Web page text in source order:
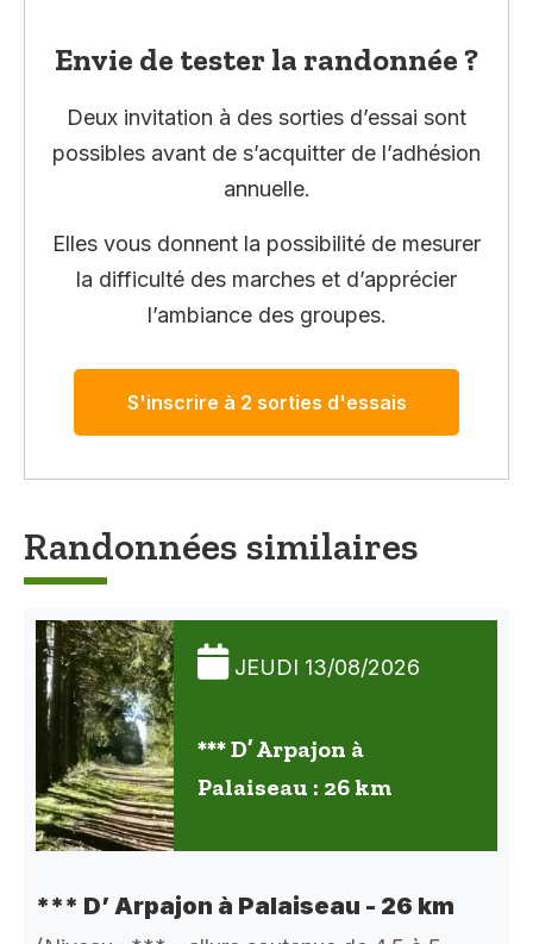
Envie de tester la randonnée ?
Deux invitation à des sorties d’essai sont
possibles avant de s’acquitter de l’adhésion
annuelle.
Elles vous donnent la possibilité de mesurer
la difficulté des marches et d’apprécier
l’ambiance des groupes.
S'inscrire à 2 sorties d'essais
Randonnées similaires
JEUDI 13/08/2026
*** D’ Arpajon à
Palaiseau : 26 km
*** D’ Arpajon à Palaiseau - 26 km